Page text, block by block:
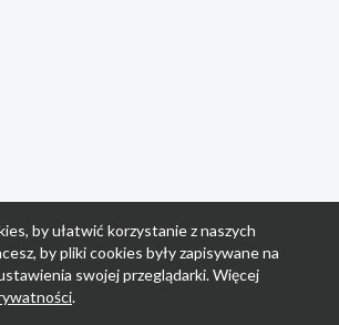
by ułatwić korzystanie z naszych
by pliki cookies były zapisywane na
swojej przeglądarki. Więcej
.